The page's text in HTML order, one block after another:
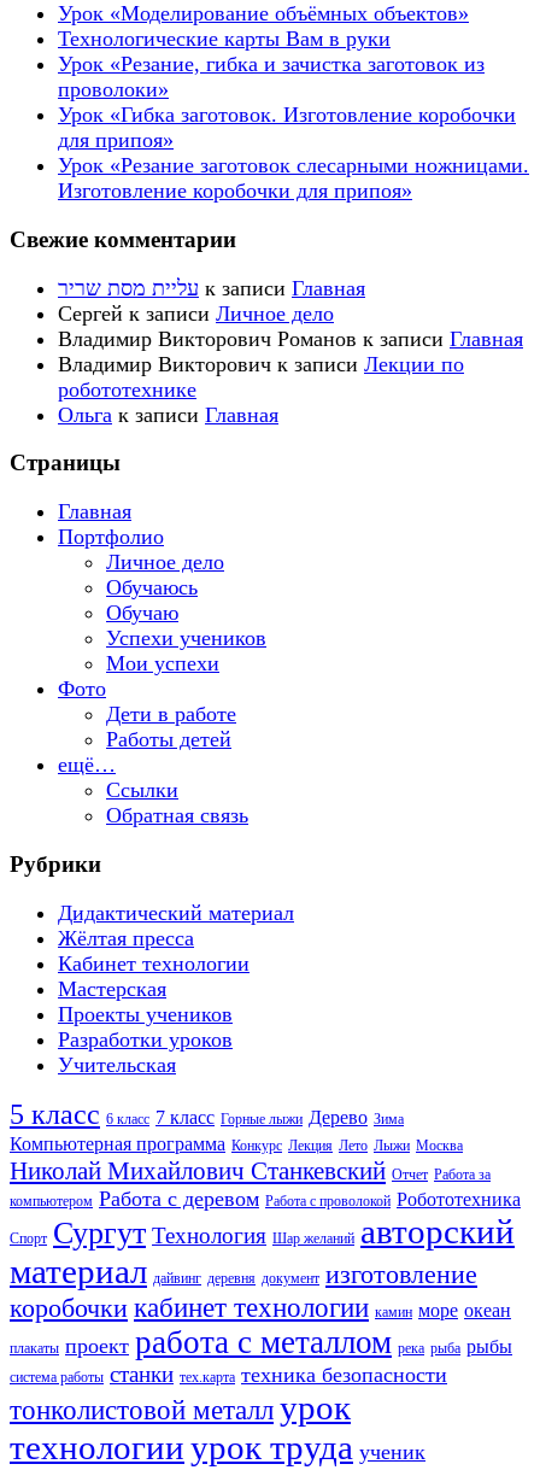
Урок «Моделирование объёмных объектов»
Технологические карты Вам в руки
Урок «Резание, гибка и зачистка заготовок из
проволоки»
Урок «Гибка заготовок. Изготовление коробочки
для припоя»
Урок «Резание заготовок слесарными ножницами.
Изготовление коробочки для припоя»
Свежие комментарии
עליית מסת שריר к записи Главная
Сергей к записи Личное дело
Владимир Викторович Романов к записи Главная
Владимир Викторович к записи Лекции по
робототехнике
Ольга к записи Главная
Страницы
Главная
Портфолио
Личное дело
Обучаюсь
Обучаю
Успехи учеников
Мои успехи
Фото
Дети в работе
Работы детей
ещё…
Ссылки
Обратная связь
Рубрики
Дидактический материал
Жёлтая пресса
Кабинет технологии
Мастерская
Проекты учеников
Разработки уроков
Учительская
5 класс 6 класс 7 класс Горные лыжи Дерево Зима
Компьютерная программа Конкурс Лекция Лето Лыжи Москва
Николай Михайлович Станкевский Отчет Работа за
компьютером Работа с деревом Работа с проволокой Робототехника
Спорт Сургут Технология Шар желаний авторский
материал дайвинг деревня документ изготовление
коробочки кабинет технологии камин море океан
плакаты проект работа с металлом река рыба рыбы
система работы станки тех.карта техника безопасности
тонколистовой металлурок
технологииурок труда ученик